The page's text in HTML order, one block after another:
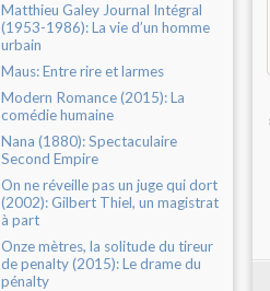
Matthieu Galey Journal Intégral
(1953-1986): La vie d’un homme
urbain
Maus: Entre rire et larmes
Modern Romance (2015): La
comédie humaine
Nana (1880): Spectaculaire
Second Empire
On ne réveille pas un juge qui dort
(2002): Gilbert Thiel, un magistrat
à part
Onze mètres, la solitude du tireur
de penalty (2015): Le drame du
pénalty